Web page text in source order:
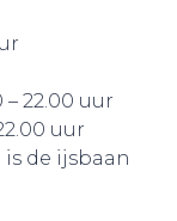
22.00 uur
uur
de ijsbaan